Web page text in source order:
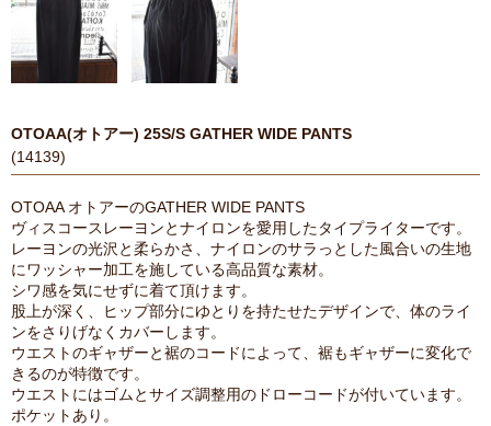
OTOAA(オトアー) 25S/S GATHER WIDE PANTS
(14139)
OTOAA オトアーのGATHER WIDE PANTS
ヴィスコースレーヨンとナイロンを愛用したタイプライターです。
レーヨンの光沢と柔らかさ、ナイロンのサラっとした風合いの生地
にワッシャー加工を施している高品質な素材。
シワ感を気にせずに着て頂けます。
股上が深く、ヒップ部分にゆとりを持たせたデザインで、体のライ
ンをさりげなくカバーします。
ウエストのギャザーと裾のコードによって、裾もギャザーに変化で
きるのが特徴です。
ウエストにはゴムとサイズ調整用のドローコードが付いています。
ポケットあり。